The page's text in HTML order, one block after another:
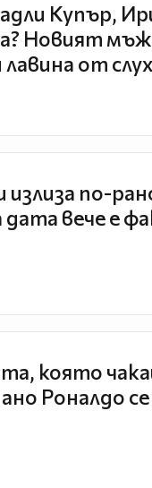
Купър,
Новият мъж
лавина от
излиза по-
вече е
която
Роналдо се